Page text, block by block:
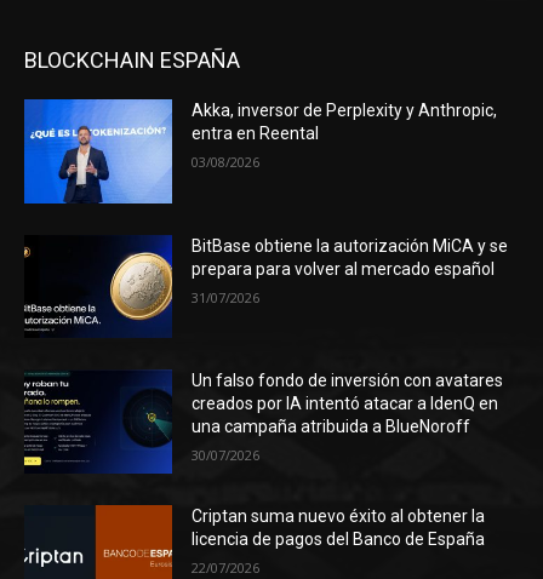
BLOCKCHAIN ESPAÑA
Akka, inversor de Perplexity y Anthropic,
entra en Reental
03/08/2026
BitBase obtiene la autorización MiCA y se
prepara para volver al mercado español
31/07/2026
Un falso fondo de inversión con avatares
creados por IA intentó atacar a IdenQ en
una campaña atribuida a BlueNoroff
30/07/2026
Criptan suma nuevo éxito al obtener la
licencia de pagos del Banco de España
22/07/2026